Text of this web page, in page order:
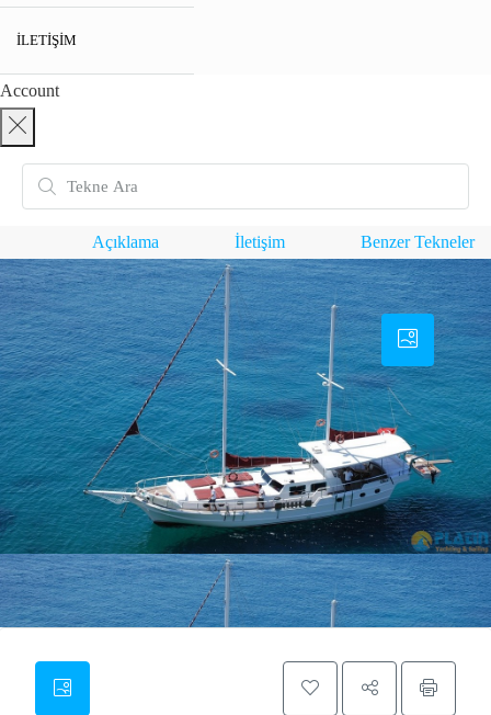
İLETIŞIM
Account
Açıklama İletişim Benzer Tekneler